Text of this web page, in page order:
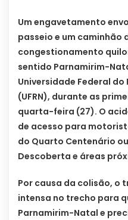
Um engavetamento
passeio e um caminhão
congestionamento
sentido Parnamirim-
Universidade Federal do
(UFRN), durante as
quarta-feira (27). O
de acesso para
do Quarto Centenário
Descoberta e áreas
Por causa da colisão, o
intensa no trecho para
Parnamirim-Natal e